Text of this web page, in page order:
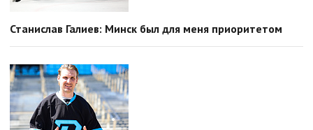
Станислав Галиев: Минск был для меня приоритетом